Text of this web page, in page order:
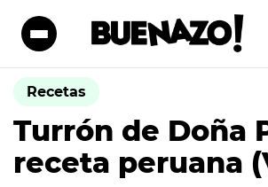
Recetas
Turrón de Doña
receta peruana